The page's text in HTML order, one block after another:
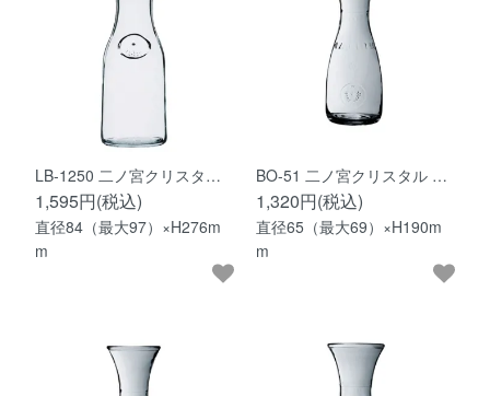
LB-1250 二ノ宮クリスタ…
1,595円(税込)
直径84（最大97）×H276m
m
BO-51 二ノ宮クリスタル …
1,320円(税込)
直径65（最大69）×H190m
m